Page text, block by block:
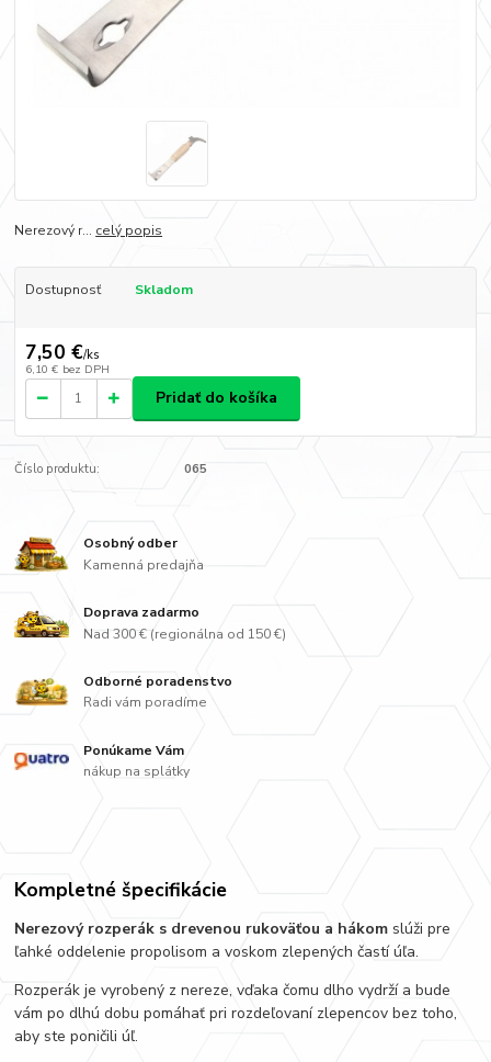
Nerezový r... celý popis
Dostupnosť Skladom
7,50 €/ks
6,10 € bez DPH
Pridať do košíka
Číslo produktu: 065
Osobný odber
Kamenná predajňa
Doprava zadarmo
Nad 300 € (regionálna od 150 €)
Odborné poradenstvo
Radi vám poradíme
Ponúkame Vám
nákup na splátky
Kompletné špecifikácie
Nerezový rozperák s drevenou rukoväťou a hákom slúži pre
ľahké oddelenie propolisom a voskom zlepených častí úľa.
Rozperák je vyrobený z nereze, vďaka čomu dlho vydrží a bude
vám po dlhú dobu pomáhať pri rozdeľovaní zlepencov bez toho,
aby ste poničili úľ.